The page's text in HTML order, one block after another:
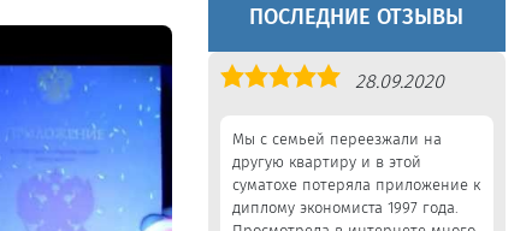
ПОСЛЕДНИЕ ОТЗЫВЫ
Оценка
28.09.2020
Мы с семьей переезжали на
другую квартиру и в этой
суматохе потеряла приложение к
диплому экономиста 1997 года.